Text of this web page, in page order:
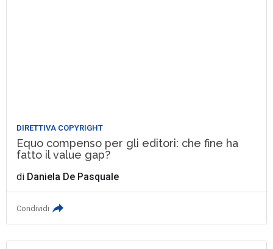
DIRETTIVA COPYRIGHT
Equo compenso per gli editori: che fine ha
fatto il value gap?
di Daniela De Pasquale
Condividi